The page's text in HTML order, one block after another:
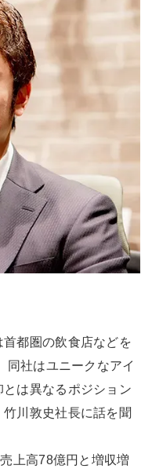
都圏の飲食店などを
同社はユニークなアイ
は異なるポジション
川敦史社長に話を聞
上高78億円と増収増